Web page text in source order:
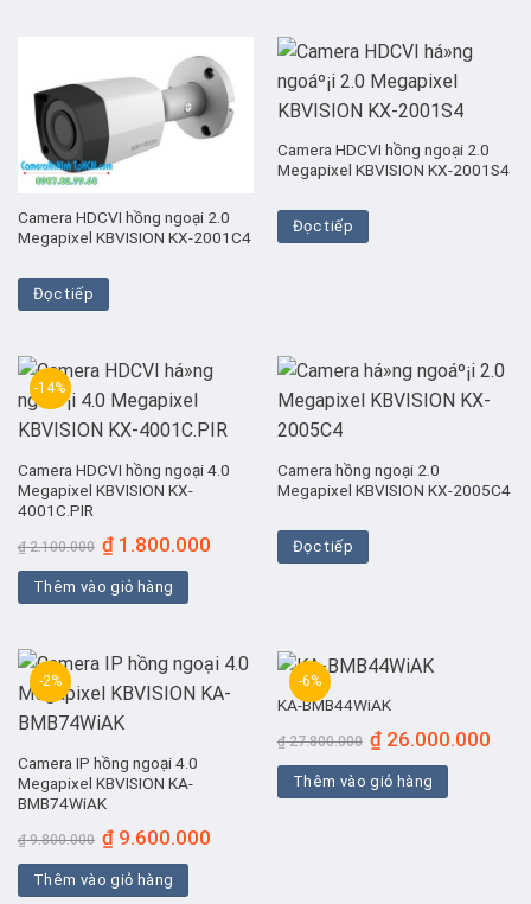
Camera HDCVI hồng ngoại 2.0
Megapixel KBVISION KX-2001C4
Đọc tiếp
Camera HDCVI hồng ngoại 2.0
Megapixel KBVISION KX-2001S4
Đọc tiếp
-14%
Camera HDCVI hồng ngoại 4.0
Megapixel KBVISION KX-
4001C.PIR
₫2.100.000 Giá
gốc
là:
₫ 2.100.000.
₫ 1.800.000
Thêm vào giỏ hàng
Camera hồng ngoại 2.0
Megapixel KBVISION KX-2005C4
Đọc tiếp
-2%
Camera IP hồng ngoại 4.0
Megapixel KBVISION KA-
BMB74WiAK
₫9.800.000 Giá
gốc
là:
₫ 9.800.000.
₫ 9.600.000
Thêm vào giỏ hàng
-6%
KA-BMB44WiAK
₫27.800.000 Giá
gốc
là:
₫ 27.800.000.
₫ 26.000.000
Thêm vào giỏ hàng